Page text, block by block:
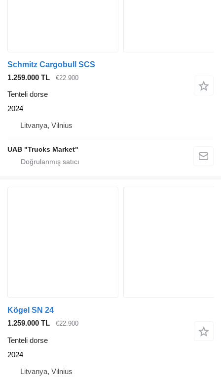
Schmitz Cargobull SCS
1.259.000 TL
€22.900
Tenteli dorse
2024
Litvanya, Vilnius
UAB "Trucks Market"
Kögel SN 24
1.259.000 TL
€22.900
Tenteli dorse
2024
Litvanya, Vilnius